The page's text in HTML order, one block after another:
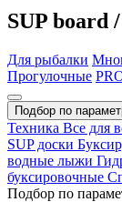
SUP board
Для рыбалки
Прогулочные
Подбор по
Техника Все для
SUP доски
водные лыжи
буксировочные
Подбор по